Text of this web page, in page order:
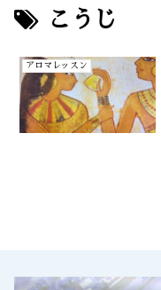
こうじ
アロマレッスン